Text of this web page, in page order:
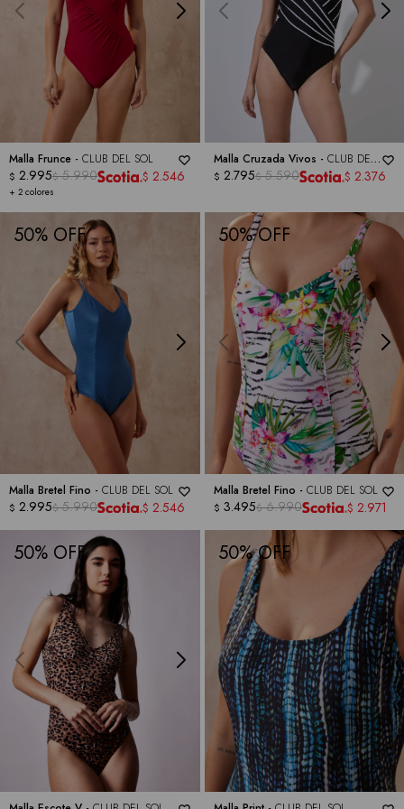
Malla Frunce - CLUB DEL SOL
+ 2 colores
$ 2.995$ 5.990 $ 2.546
Malla Cruzada Vivos - CLUB DEL
SOL
$ 2.795$ 5.590 $ 2.376
50
Malla Bretel Fino - CLUB DEL SOL
$ 2.995$ 5.990 $ 2.546
50
Malla Bretel Fino - CLUB DEL SOL
$ 3.495$ 6.990 $ 2.971
50 50